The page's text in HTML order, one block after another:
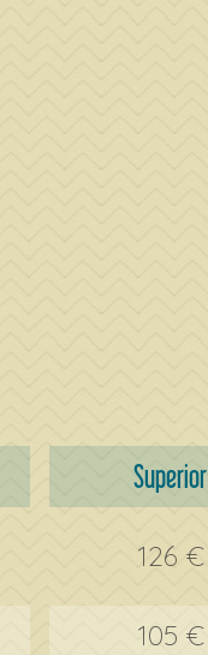
Superior
126 €
105 €